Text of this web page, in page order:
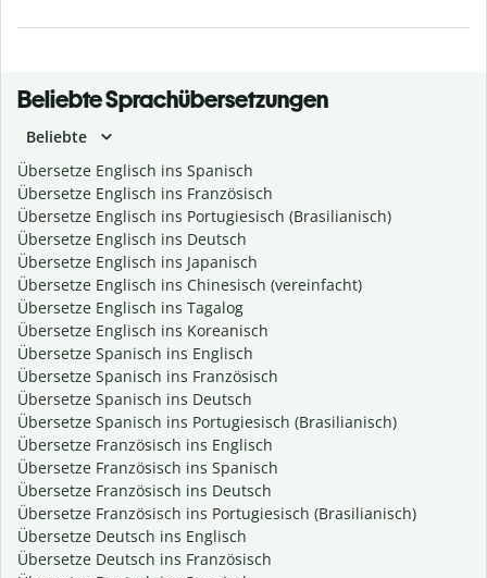
Beliebte Sprachübersetzungen
Beliebte
Übersetze Englisch ins Spanisch
Übersetze Englisch ins Französisch
Übersetze Englisch ins Portugiesisch (Brasilianisch)
Übersetze Englisch ins Deutsch
Übersetze Englisch ins Japanisch
Übersetze Englisch ins Chinesisch (vereinfacht)
Übersetze Englisch ins Tagalog
Übersetze Englisch ins Koreanisch
Übersetze Spanisch ins Englisch
Übersetze Spanisch ins Französisch
Übersetze Spanisch ins Deutsch
Übersetze Spanisch ins Portugiesisch (Brasilianisch)
Übersetze Französisch ins Englisch
Übersetze Französisch ins Spanisch
Übersetze Französisch ins Deutsch
Übersetze Französisch ins Portugiesisch (Brasilianisch)
Übersetze Deutsch ins Englisch
Übersetze Deutsch ins Französisch